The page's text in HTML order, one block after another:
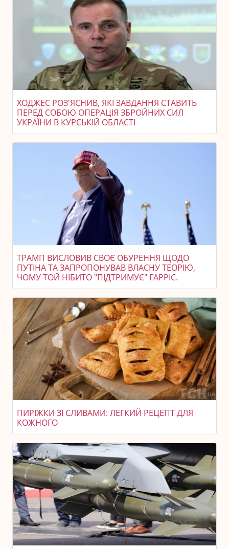
ХОДЖЕС РОЗ'ЯСНИВ, ЯКІ ЗАВДАННЯ СТАВИТЬ
ПЕРЕД СОБОЮ ОПЕРАЦІЯ ЗБРОЙНИХ СИЛ
УКРАЇНИ В КУРСЬКІЙ ОБЛАСТІ
ТРАМП ВИСЛОВИВ СВОЄ ОБУРЕННЯ ЩОДО
ПУТІНА ТА ЗАПРОПОНУВАВ ВЛАСНУ ТЕОРІЮ,
ЧОМУ ТОЙ НІБИТО "ПІДТРИМУЄ" ГАРРІС.
ПИРІЖКИ ЗІ СЛИВАМИ: ЛЕГКИЙ РЕЦЕПТ ДЛЯ
КОЖНОГО